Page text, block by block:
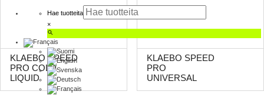
Hae tuotteita
×
KLAEBO SPEED
PRO COLD
LIQUID
KLAEBO SPEED
PRO
UNIVERSAL